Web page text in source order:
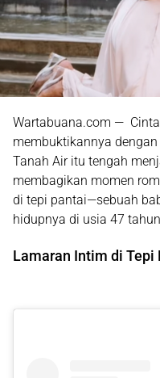
Wartabuana.com —
membuktikannya
Tanah Air itu tengah
membagikan momen
di tepi pantai—sebuah
hidupnya di usia 47
Lamaran Intim di Tepi